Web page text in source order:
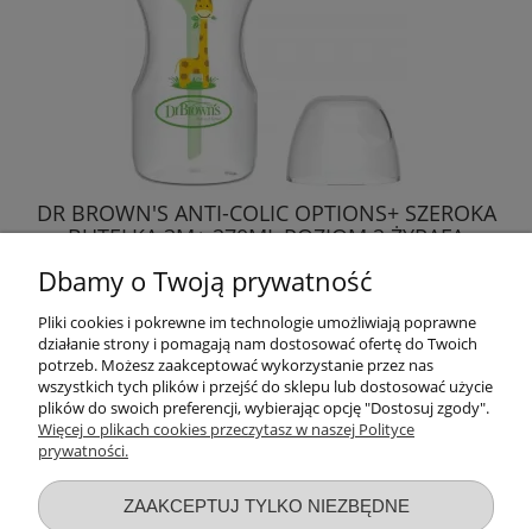
DR BROWN'S ANTI-COLIC OPTIONS+ SZEROKA
BUTELKA 3M+ 270ML POZIOM 2 ŻYRAFA
54,90 zł
DO KOSZYKA
Dbamy o Twoją prywatność
Pliki cookies i pokrewne im technologie umożliwiają poprawne
działanie strony i pomagają nam dostosować ofertę do Twoich
potrzeb. Możesz zaakceptować wykorzystanie przez nas
wszystkich tych plików i przejść do sklepu lub dostosować użycie
plików do swoich preferencji, wybierając opcję "Dostosuj zgody".
Więcej o plikach cookies przeczytasz w naszej Polityce
prywatności.
ZAAKCEPTUJ TYLKO NIEZBĘDNE